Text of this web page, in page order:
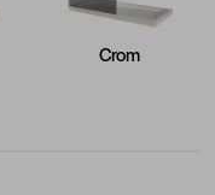
Crom